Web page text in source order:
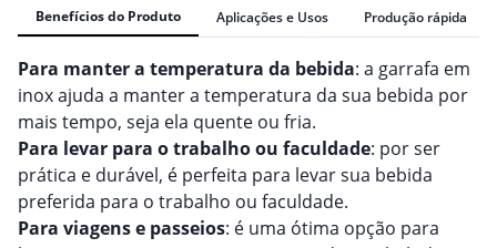
Benefícios do Produto Aplicações e Usos Produção rápida
Para manter a temperatura da bebida: a garrafa em
inox ajuda a manter a temperatura da sua bebida por
mais tempo, seja ela quente ou fria.
Para levar para o trabalho ou faculdade: por ser
prática e durável, é perfeita para levar sua bebida
preferida para o trabalho ou faculdade.
Para viagens e passeios: é uma ótima opção para